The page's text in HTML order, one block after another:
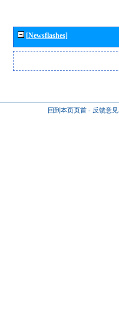
[Newsflashes]
回到本页页首 - 反馈意见